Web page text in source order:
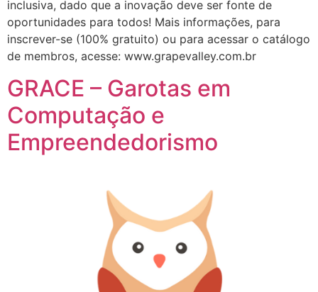
inclusiva, dado que a inovação deve ser fonte de
oportunidades para todos! Mais informações, para
inscrever-se (100% gratuito) ou para acessar o catálogo
de membros, acesse: www.grapevalley.com.br
GRACE – Garotas em
Computação e
Empreendedorismo